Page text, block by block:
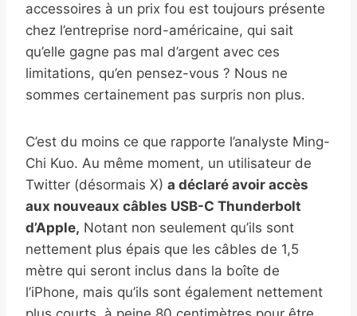
accessoires à un prix fou est toujours présente
chez l’entreprise nord-américaine, qui sait
qu’elle gagne pas mal d’argent avec ces
limitations, qu’en pensez-vous ? Nous ne
sommes certainement pas surpris non plus.
C’est du moins ce que rapporte l’analyste Ming-
Chi Kuo. Au même moment, un utilisateur de
Twitter (désormais X) a déclaré avoir accès
aux nouveaux câbles USB-C Thunderbolt
d’Apple, Notant non seulement qu’ils sont
nettement plus épais que les câbles de 1,5
mètre qui seront inclus dans la boîte de
l’iPhone, mais qu’ils sont également nettement